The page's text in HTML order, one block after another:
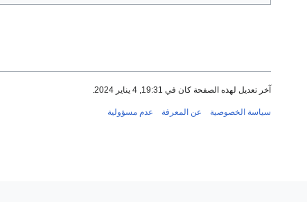
آخر تعديل لهذه الصفحة كان في 19:31, 4 يناير 2024.
سياسة الخصوصية عن المعرفة عدم مسؤولية